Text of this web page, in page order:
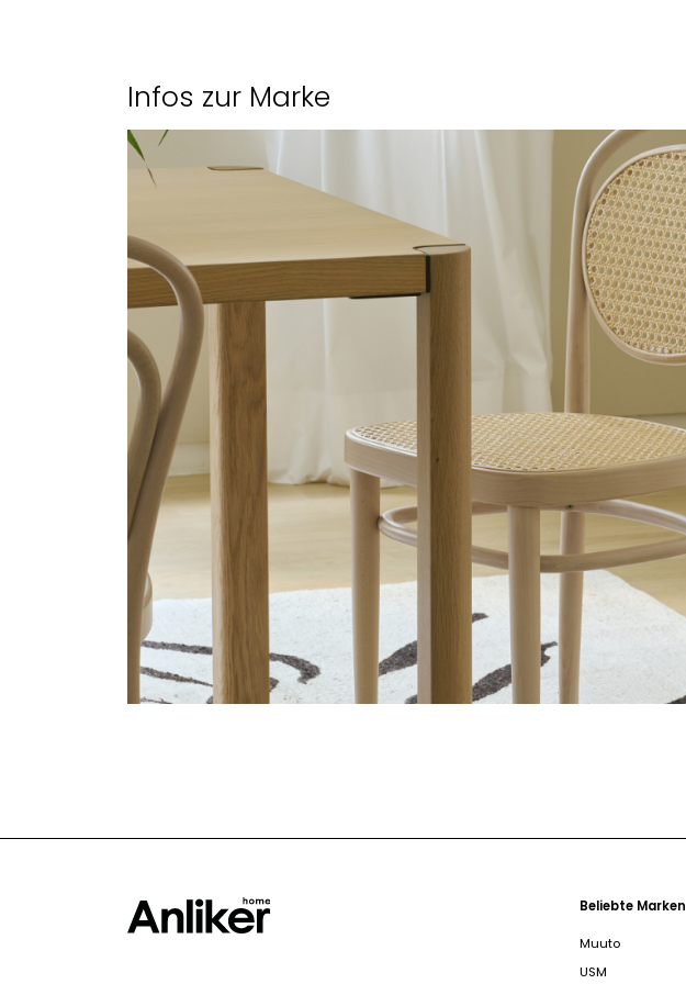
118 SP Holzstuhl mit Sitzpolsterung
118 HT Thekenhocker mit Rohrgeflecht-Sitz
118 MHT Thekenhocker mit Sitz aus Holz
118 SPHT Thekenhocker mit Sitzpolsterung
Infos zur Marke
Beliebte Marken
Muuto
USM